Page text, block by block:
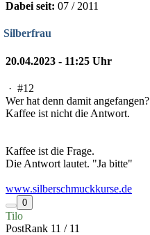
Dabei seit: 07 / 2011
Silberfrau
20.04.2023 - 11:25 Uhr
· #12
Wer hat denn damit angefangen?
Kaffee ist nicht die Antwort.
Kaffee ist die Frage.
Die Antwort lautet. "Ja bitte"
www.silberschmuckkurse.de
0
Tilo
PostRank 11 / 11